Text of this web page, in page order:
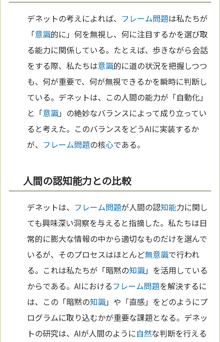
デネットの考えによれば、 フレーム問題は私たちが
「意識的に」何を無視し、何に注目するかを選び取
る能力に関係している。たとえば、歩きながら会話
をする際、私たちは意識的に道の状況を把握しつつ
も、何が重要で、何が無視できるかを瞬時に判断し
ている。デネットは、この人間の能力が「自動化」
と「意識」の絶妙なバランスによって成り立ってい
ると考えた。このバランスをどうAIに実装するか
が、 フレーム問題の核心である。
人間の認知能力との比較
デネットは、 フレーム問題が人間の認知能力に関し
ても興味深い洞察を与えると指摘した。私たちは日
常的に膨大な情報の中から適切なものだけを選んで
いるが、そのプロセスはほとんど無意識で行われ
る。これは私たちが「暗黙の知識」を活用している
からである。AIにおけるフレーム問題を解決するに
は、この「暗黙の知識」や「直感」をどのようにプ
ログラムに取り込むかが重要な課題となる。デネッ
トの研究は、AIが人間のように自然な判断を行える